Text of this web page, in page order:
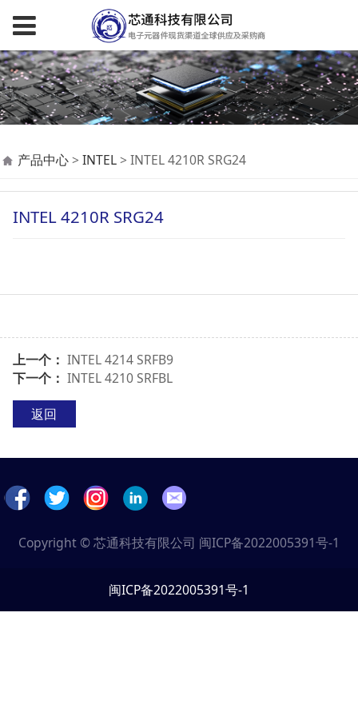
INTEL 4210R SRG24
产品中心> INTEL> INTEL 4210R SRG24
INTEL 4210R SRG24
上一个： INTEL 4214 SRFB9
下一个： INTEL 4210 SRFBL
返回
Copyright © 芯通科技有限公司 闽ICP备2022005391号-1
闽ICP备2022005391号-1